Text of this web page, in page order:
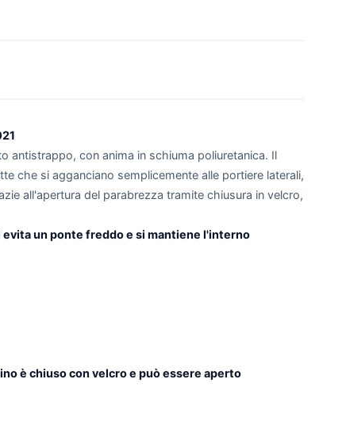
antistrappo, con anima in schiuma poliuretanica. Il
che si agganciano semplicemente alle portiere laterali,
all'apertura del parabrezza tramite chiusura in velcro,
un ponte freddo e si mantiene l'interno
è chiuso con velcro e può essere aperto